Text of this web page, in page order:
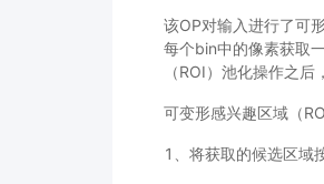
该OP对输入进行了可
每个bin中的像素获取
（ROI）池化操作之
可变形感兴趣区域（
1、将获取的候选区域